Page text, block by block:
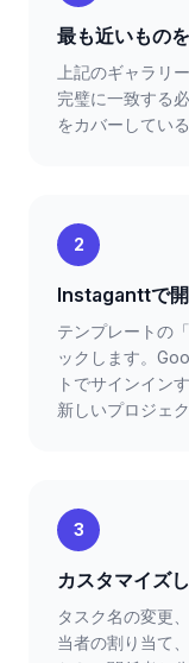
最も近いもの
上記のギャラリ
完璧に一致する
をカバーしてい
2
Instaganttで開
テンプレートの
ックします。
トでサインイン
新しいプロジェ
3
カスタマイズ
タスク名の変更
当者の割り当て